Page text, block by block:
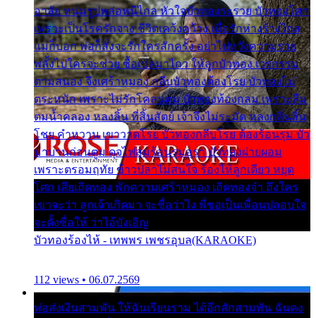
อาลัย หนุ่มรูปหล่อหนีไกล หัวใจบัวทองระรวย บัวทองโศก
เพราะเป็นโรครักจาง ชีวิตเคว้งคว้าง เมื่อรักห่างร้างไกล
แม่ก็บอก พ่อก็สั่งจะรักใครสักครั้ง อย่าไปหวังความรวย
พลั้งไปใครจะช่วย ซื้อเปลมาไกว ให้ลูกบัวทอง เวรกรรม
ตามสนอง จึงเศร้าหมอง กลีบบัวทองต้องโรย บัวทองไม่
ตระหนัก เพราะไม่รักโคลนตม บัวทองท้องกลม เพราะลืม
ตมน้ำคลอง หลงลิ้น ที่สิ้นสัตย์ เจ้าจึงไม่ระมัด หลงกลิ่นลิ้น
โชย คำหวาน เขาวาดโรย บัวทองกลีบโรย ต้องร้อนรุม บัว
มาบานก่อนตูม ดุจไฟสุมร้อนรุมอุรา บัวทองผ่ายผอม
เพราะตรอมฤทัย ข้าวปลาไม่สนใจ ร้องไห้ลูกเดียว หยุด
โศก เสียเถิดทอง พักความเศร้าหมอง เถิดทองจ๋า ถึงใคร
เขาจะว่า ลูกเจ้าเกิดมา จะชื่อว่าไง พี่ขอเป็นเพื่อนปลอบใจ
จะตั้งชื่อให้ ว่าไอ้บังเอิญ
บัวทองร้องไห้ - เทพพร เพชรอุบล(KARAOKE)
112 views • 06.07.2569
พ่อส่งเงินสามพัน ให้ฉันเรียนราม ได้อีกสักสามพัน ฉันคง